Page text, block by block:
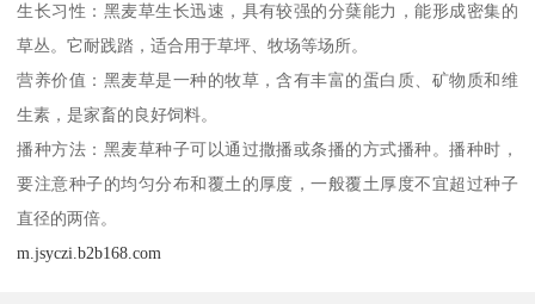
生长习性：黑麦草生长迅速，具有较强的分蘖能力，能形成密集的
草丛。它耐践踏，适合用于草坪、牧场等场所。
营养价值：黑麦草是一种的牧草，含有丰富的蛋白质、矿物质和维
生素，是家畜的良好饲料。
播种方法：黑麦草种子可以通过撒播或条播的方式播种。播种时，
要注意种子的均匀分布和覆土的厚度，一般覆土厚度不宜超过种子
直径的两倍。
m.jsyczi.b2b168.com